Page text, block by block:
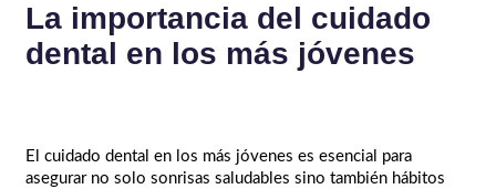
La importancia del cuidado
dental en los más jóvenes
El cuidado dental en los más jóvenes es esencial para
asegurar no solo sonrisas saludables sino también hábitos